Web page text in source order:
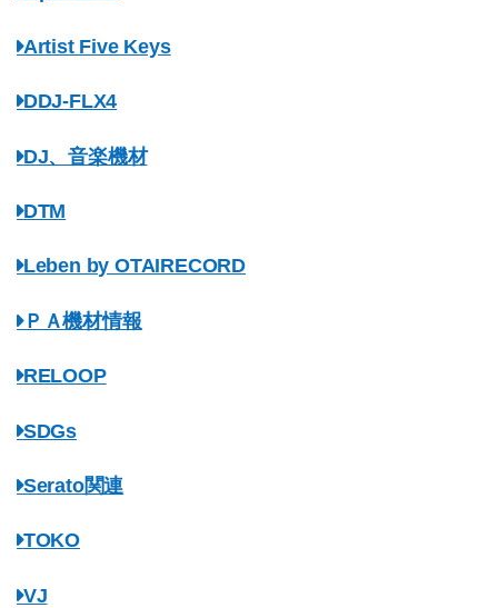
Artist Five Keys
DDJ-FLX4
DJ、音楽機材
DTM
Leben by OTAIRECORD
ＰＡ機材情報
RELOOP
SDGs
Serato関連
TOKO
VJ